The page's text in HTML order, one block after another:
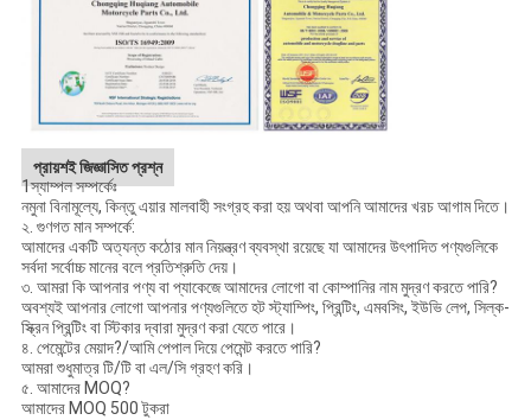
প্রায়শই জিজ্ঞাসিত প্রশ্ন
1স্যাম্পল সম্পর্কেঃ
নমুনা বিনামূল্যে, কিন্তু এয়ার মালবাহী সংগ্রহ করা হয় অথবা আপনি আমাদের খরচ আগাম দিতে।
২. গুণগত মান সম্পর্কে:
আমাদের একটি অত্যন্ত কঠোর মান নিয়ন্ত্রণ ব্যবস্থা রয়েছে যা আমাদের উৎপাদিত পণ্যগুলিকে
সর্বদা সর্বোচ্চ মানের বলে প্রতিশ্রুতি দেয়।
৩. আমরা কি আপনার পণ্য বা প্যাকেজে আমাদের লোগো বা কোম্পানির নাম মুদ্রণ করতে পারি?
অবশ্যই আপনার লোগো আপনার পণ্যগুলিতে হট স্ট্যাম্পিং, প্রিন্টিং, এমবসিং, ইউভি লেপ, সিল্ক-
স্ক্রিন প্রিন্টিং বা স্টিকার দ্বারা মুদ্রণ করা যেতে পারে।
৪. পেমেন্টের মেয়াদ?/আমি পেপাল দিয়ে পেমেন্ট করতে পারি?
আমরা শুধুমাত্র টি/টি বা এল/সি গ্রহণ করি।
৫. আমাদের MOQ?
আমাদের MOQ 500 টুকরা